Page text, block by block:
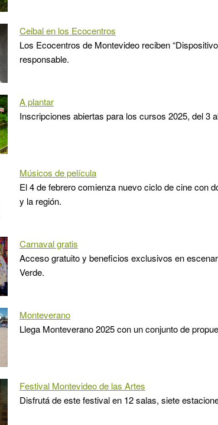
Ceibal en los Ecocentros
Los Ecocentros de Montevideo reciben
responsable.
A plantar
Inscripciones abiertas para los cursos 2025, del 3
Músicos de película
El 4 de febrero comienza nuevo ciclo de cine con
y la región.
Carnaval gratis
Acceso gratuito y beneficios exclusivos en
Verde.
Monteverano
Llega Monteverano 2025 con un conjunto de
Festival Montevideo de las Artes
Disfrutá de este festival en 12 salas, siete